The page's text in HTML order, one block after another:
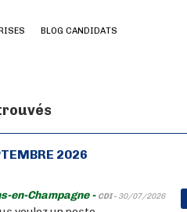
BLOG CANDIDATS
2026
en-Champagne - CDI - 30/07/2026